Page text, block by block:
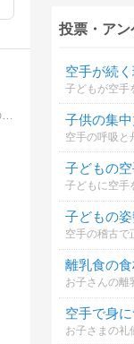
投票・アン
空手が続
子供の集
子どもの
子どもに空手
子どもの
空手の稽古で
離乳食の
空手で身